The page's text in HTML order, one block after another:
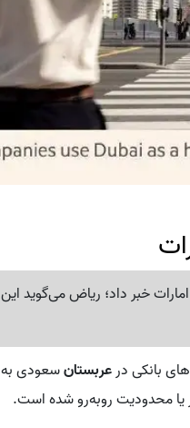
خبر داد؛ ریاض می‌گوید این
بانکی درعربستانسعودی به
یا محدودیت روبه‌رو شده است.